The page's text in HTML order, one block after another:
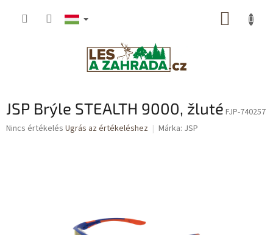
KOSÁR
JSP Brýle STEALTH 9000, žluté FJP-740257
A
Nincs értékelés Ugrás az értékeléshez Márka: JSP